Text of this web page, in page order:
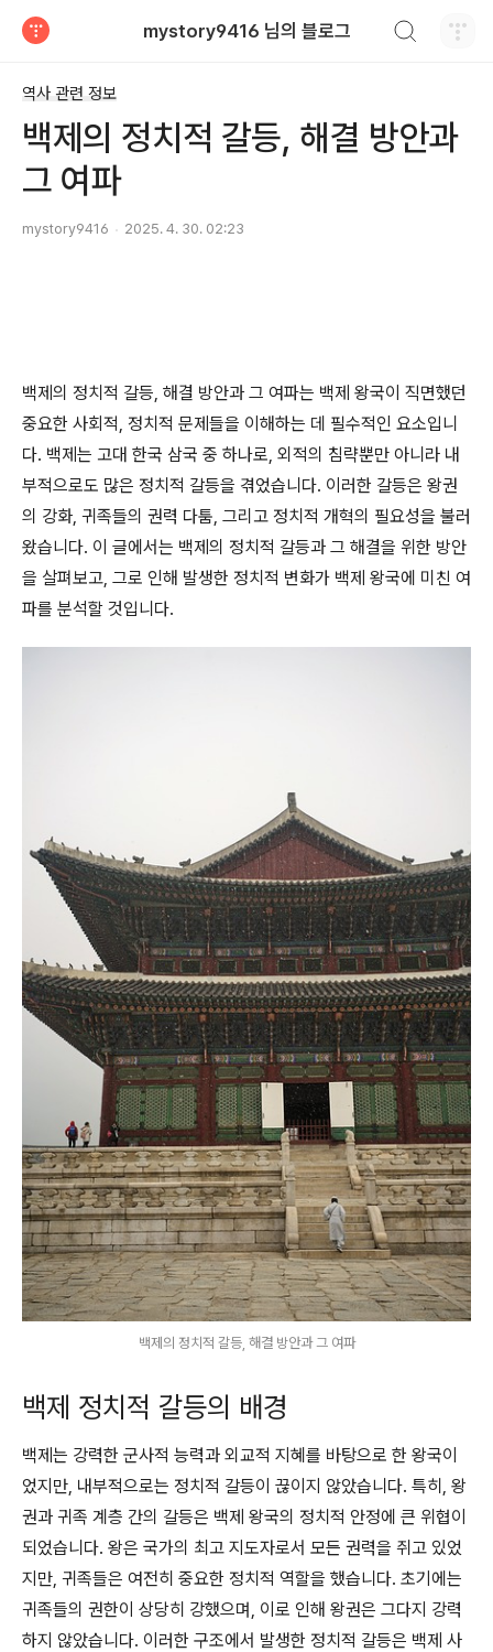
mystory9416 님의 블로그
역사 관련 정보
백제의 정치적 갈등, 해결 방안과
그 여파
mystory9416 2025. 4. 30. 02:23
백제의 정치적 갈등, 해결 방안과 그 여파는 백제 왕국이 직면했던
중요한 사회적, 정치적 문제들을 이해하는 데 필수적인 요소입니
다. 백제는 고대 한국 삼국 중 하나로, 외적의 침략뿐만 아니라 내
부적으로도 많은 정치적 갈등을 겪었습니다. 이러한 갈등은 왕권
의 강화, 귀족들의 권력 다툼, 그리고 정치적 개혁의 필요성을 불러
왔습니다. 이 글에서는 백제의 정치적 갈등과 그 해결을 위한 방안
을 살펴보고, 그로 인해 발생한 정치적 변화가 백제 왕국에 미친 여
파를 분석할 것입니다.
백제의 정치적 갈등, 해결 방안과 그 여파
백제 정치적 갈등의 배경
백제는 강력한 군사적 능력과 외교적 지혜를 바탕으로 한 왕국이
었지만, 내부적으로는 정치적 갈등이 끊이지 않았습니다. 특히, 왕
권과 귀족 계층 간의 갈등은 백제 왕국의 정치적 안정에 큰 위협이
되었습니다. 왕은 국가의 최고 지도자로서 모든 권력을 쥐고 있었
지만, 귀족들은 여전히 중요한 정치적 역할을 했습니다. 초기에는
귀족들의 권한이 상당히 강했으며, 이로 인해 왕권은 그다지 강력
하지 않았습니다. 이러한 구조에서 발생한 정치적 갈등은 백제 사